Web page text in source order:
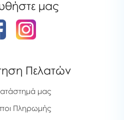
μας
Πελατών
μας
Πληρωμής